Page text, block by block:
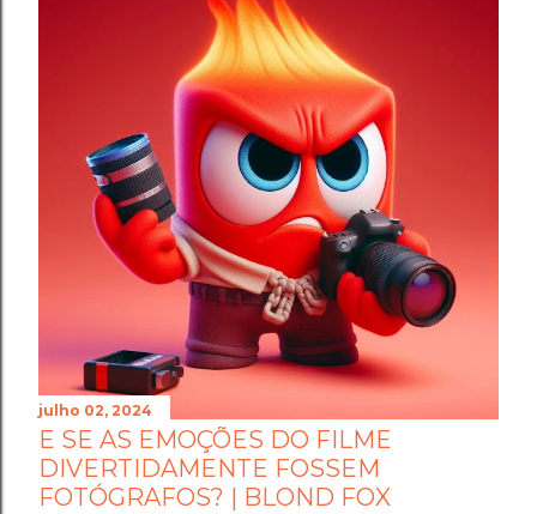
julho 02, 2024
E SE AS EMOÇÕES DO FILME
DIVERTIDAMENTE FOSSEM
FOTÓGRAFOS? | BLOND FOX